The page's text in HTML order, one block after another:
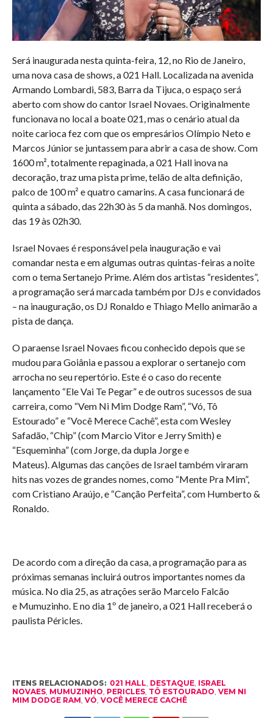
Será inaugurada nesta quinta-feira, 12, no Rio de Janeiro,
uma nova casa de shows, a 021 Hall. Localizada na avenida
Armando Lombardi, 583, Barra da Tijuca, o espaço será
aberto com show do cantor Israel Novaes. Originalmente
funcionava no local a boate 021, mas o cenário atual da
noite carioca fez com que os empresários Olímpio Neto e
Marcos Júnior se juntassem para abrir a casa de show. Com
1600 m², totalmente repaginada, a 021 Hall inova na
decoração, traz uma pista prime, telão de alta definição,
palco de 100 m² e quatro camarins. A casa funcionará de
quinta a sábado, das 22h30 às 5 da manhã. Nos domingos,
das 19 às 02h30.
Israel Novaes é responsável pela inauguração e vai
comandar nesta e em algumas outras quintas-feiras a noite
com o tema Sertanejo Prime. Além dos artistas “residentes”,
a programação será marcada também por DJs e convidados
– na inauguração, os DJ Ronaldo e Thiago Mello animarão a
pista de dança.
O paraense Israel Novaes ficou conhecido depois que se
mudou para Goiânia e passou a explorar o sertanejo com
arrocha no seu repertório. Este é o caso do recente
lançamento “Ele Vai Te Pegar” e de outros sucessos de sua
carreira, como “Vem Ni Mim Dodge Ram”, “Vó, Tô
Estourado” e “Você Merece Cachê”, esta com Wesley
Safadão, “Chip” (com Marcio Vitor e Jerry Smith) e
“Esqueminha” (com Jorge, da dupla Jorge e
Mateus). Algumas das canções de Israel também viraram
hits nas vozes de grandes nomes, como “Mente Pra Mim”,
com Cristiano Araújo, e “Canção Perfeita”, com Humberto &
Ronaldo.
De acordo com a direção da casa, a programação para as
próximas semanas incluirá outros importantes nomes da
música. No dia 25, as atrações serão Marcelo Falcão
e Mumuzinho. E no dia 1º de janeiro, a 021 Hall receberá o
paulista Péricles.
ITENS RELACIONADOS: 021 HALL, DESTAQUE, ISRAEL
NOVAES, MUMUZINHO, PERICLES, TÔ ESTOURADO, VEM NI
MIM DODGE RAM, VÓ, VOCÊ MERECE CACHÊ